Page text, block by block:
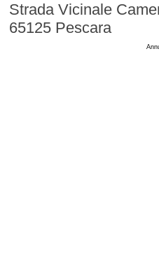
Strada Vicinale
65125 Pescara